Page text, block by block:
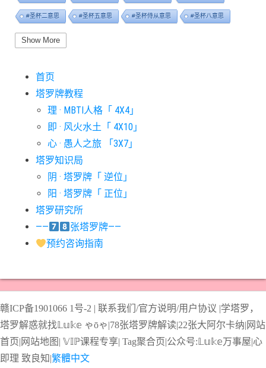
#圣杯二意思 #圣杯五意思 #圣杯侍从意思 #圣杯八意思
#圣杯六意思
#宝剑七意思
#宝剑五意思 #宝剑侍从意思
#审判牌意思
#愚人牌意思 #战车牌意思
#星币七意思 #星币三意思
#星币五意思 #星币侍从意思
#星币骑士意思 #星星牌意思
#权杖五意思 #权杖侍从意思 #权杖八意思 #权杖六意思
#权杖骑士意思 #死神牌意思 #皇后牌意思
#皇帝牌意思 #节制牌意思 #隐士牌意思 #高塔牌意思
#魔术师意思 圣杯骑士意思
Show More
首页
塔罗牌教程
理 · MBTI人格「 4X4」
即 · 风火水土「 4X10」
心 · 愚人之旅 「3X7」
塔罗知识局
阴 · 塔罗牌「 逆位」
阳 · 塔罗牌「 正位」
塔罗研究所
——
张塔罗牌——
预约咨询指南
赣ICP备1901066 1号-2 联系我们/官方说明/用户协议 学塔罗，
塔罗解惑就找𝕃𝕦𝕜𝕖 ゃōゃ| 78张塔罗牌解读 22张大阿尔卡纳 网站
首页 网站地图 𝕍𝕀ℙ课程专享 Tag聚合页 公众号:𝕃𝕦𝕜𝕖万事屋| 心
即理 致良知 繁體中文